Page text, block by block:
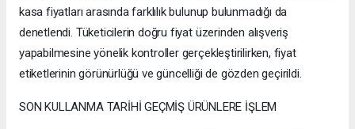
kasa fiyatları arasında farklılık bulunup bulunmadığı da
denetlendi. Tüketicilerin doğru fiyat üzerinden alışveriş
yapabilmesine yönelik kontroller gerçekleştirilirken, fiyat
etiketlerinin görünürlüğü ve güncelliği de gözden geçirildi.
SON KULLANMA TARİHİ GEÇMİŞ ÜRÜNLERE İŞLEM